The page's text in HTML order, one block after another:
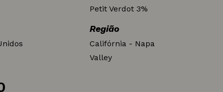
Petit Verdot 3%
Região
Califórnia - Napa
Valley